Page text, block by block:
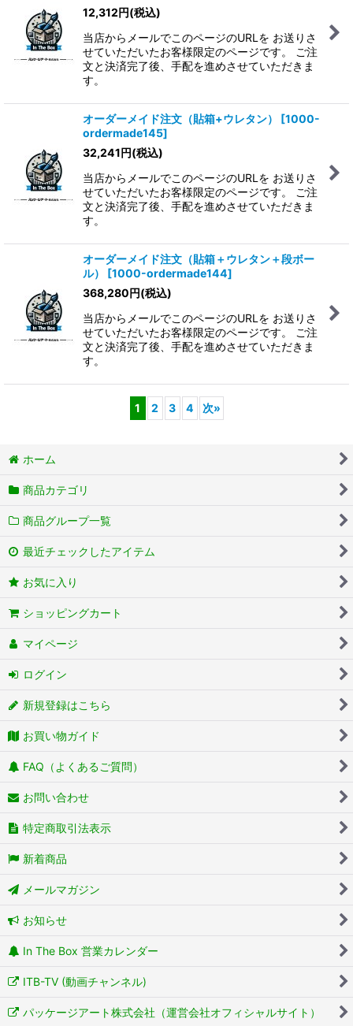
12,312円(税込)
当店からメールでこのページのURLを お送りさ
せていただいたお客様限定のページです。 ご注
文と決済完了後、手配を進めさせていただきま
す。
オーダーメイド注文（貼箱+ウレタン） [1000-
ordermade145]
32,241円(税込)
当店からメールでこのページのURLを お送りさ
せていただいたお客様限定のページです。 ご注
文と決済完了後、手配を進めさせていただきま
す。
オーダーメイド注文（貼箱＋ウレタン＋段ボー
ル）
[1000-ordermade144]
368,280円(税込)
当店からメールでこのページのURLを お送りさ
せていただいたお客様限定のページです。 ご注
文と決済完了後、手配を進めさせていただきま
す。
1 2 3 4 次»
ホーム
商品カテゴリ
商品グループ一覧
最近チェックしたアイテム
お気に入り
ショッピングカート
マイページ
ログイン
新規登録はこちら
お買い物ガイド
FAQ（よくあるご質問）
お問い合わせ
特定商取引法表示
新着商品
メールマガジン
お知らせ
In The Box 営業カレンダー
ITB-TV (動画チャンネル)
パッケージアート株式会社（運営会社オフィシャルサイト）